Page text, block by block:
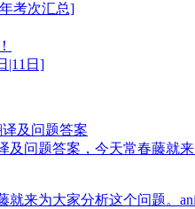
考次汇总]
|11日]
译及问题答案
及问题答案，今天常春藤就
就来为大家分析这个问题。